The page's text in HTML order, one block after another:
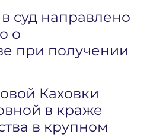
суд направлено
о
при получении
Каховки
в краже
в крупном